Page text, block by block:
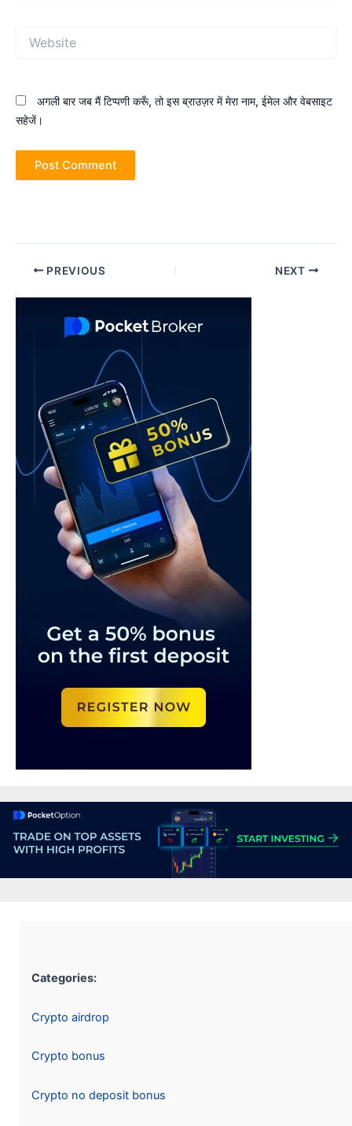
अगली बार जब मैं टिप्पणी करूँ, तो इस ब्राउज़र में मेरा नाम, ईमेल और वेबसाइट
सहेजें।
Post PREVIOUS NEXT
Categories:
Crypto airdrop
Crypto bonus
Crypto no deposit bonus